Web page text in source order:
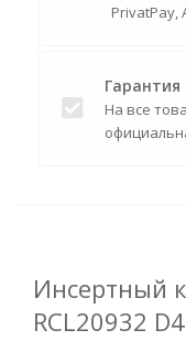
PrivatPay,
Гарантия
На все
Инсертный
RCL20932 D4